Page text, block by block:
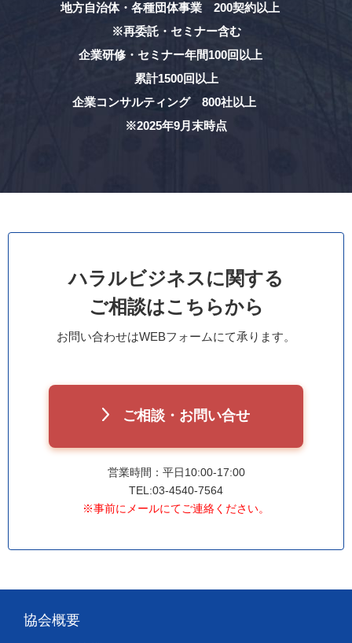
地方自治体・各種団体事業 200契約以上
※再委託・セミナー含む
企業研修・セミナー年間100回以上
累計1500回以上
企業コンサルティング 800社以上
※2025年9月末時点
ハラルビジネスに関する
ご相談はこちらから
お問い合わせはWEBフォームにて承ります。
ご相談・お問い合せ
営業時間：平日10:00-17:00
TEL:03-4540-7564
※事前にメールにてご連絡ください。
協会概要